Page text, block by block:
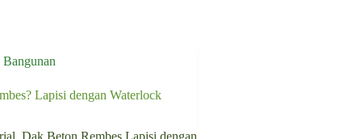
Lapisi dengan Waterlock